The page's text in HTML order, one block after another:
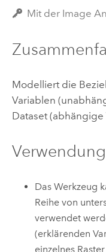
Mit der Image
Modelliert die
Variablen
Dataset (abhängige
Verwendung
Das Werkzeug
Reihe von
verwendet
(erklärenden
einzelnes